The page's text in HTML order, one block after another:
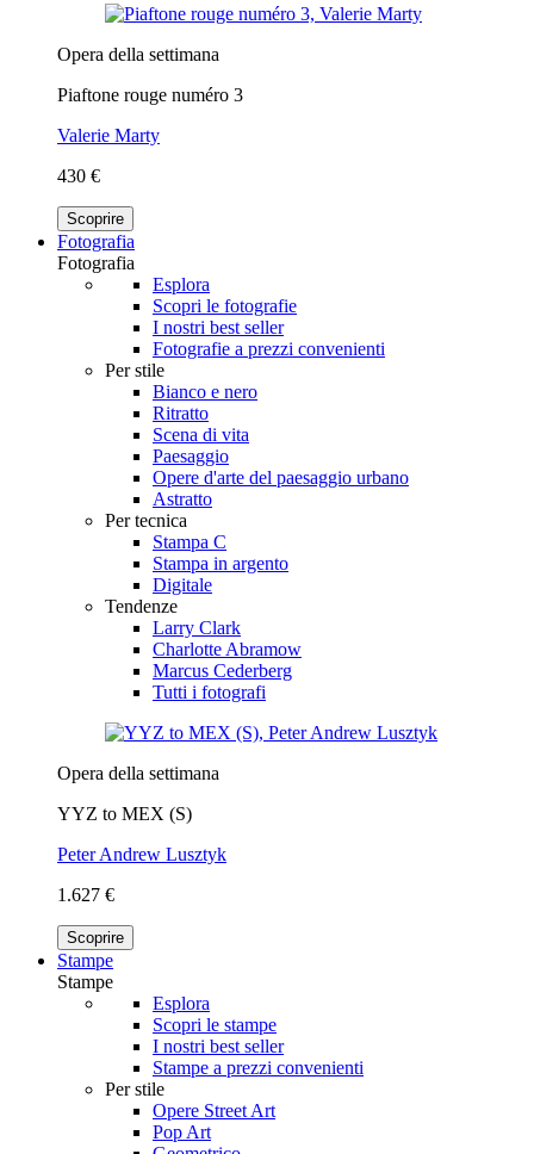
Opera della settimana
Piaftone rouge numéro 3
Valerie Marty
430 €
Scoprire
Fotografia
Fotografia
Esplora
Scopri le fotografie
I nostri best seller
Fotografie a prezzi convenienti
Per stile
Bianco e nero
Ritratto
Scena di vita
Paesaggio
Opere d'arte del paesaggio urbano
Astratto
Per tecnica
Stampa C
Stampa in argento
Digitale
Tendenze
Larry Clark
Charlotte Abramow
Marcus Cederberg
Tutti i fotografi
Opera della settimana
YYZ to MEX (S)
Peter Andrew Lusztyk
1.627 €
Scoprire
Stampe
Stampe
Esplora
Scopri le stampe
I nostri best seller
Stampe a prezzi convenienti
Per stile
Opere Street Art
Pop Art